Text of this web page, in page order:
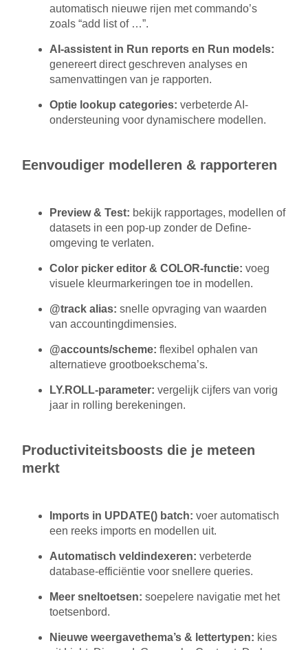
automatisch nieuwe rijen met commando’s
zoals “add list of …”.
AI-assistent in Run reports en Run models:
genereert direct geschreven analyses en
samenvattingen van je rapporten.
Optie lookup categories: verbeterde AI-
ondersteuning voor dynamischere modellen.
Eenvoudiger modelleren & rapporteren
Preview & Test: bekijk rapportages, modellen of
datasets in een pop-up zonder de Define-
omgeving te verlaten.
Color picker editor & COLOR-functie: voeg
visuele kleurmarkeringen toe in modellen.
@track alias: snelle opvraging van waarden
van accountingdimensies.
@accounts/scheme: flexibel ophalen van
alternatieve grootboekschema’s.
LY.ROLL-parameter: vergelijk cijfers van vorig
jaar in rolling berekeningen.
Productiviteitsboosts die je meteen
merkt
Imports in UPDATE() batch: voer automatisch
een reeks imports en modellen uit.
Automatisch veldindexeren: verbeterde
database-efficiëntie voor snellere queries.
Meer sneltoetsen: soepelere navigatie met het
toetsenbord.
Nieuwe weergavethema’s & lettertypen: kies